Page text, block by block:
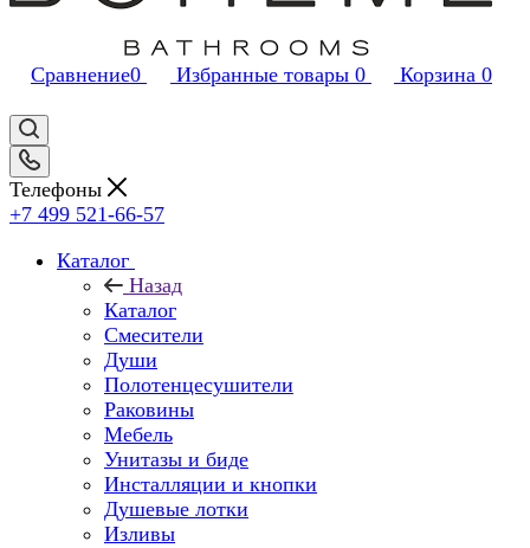
Сравнение0 Избранные товары 0 Корзина 0
Телефоны
+7 499 521-66-57
Каталог
Назад
Каталог
Смесители
Души
Полотенцесушители
Раковины
Мебель
Унитазы и биде
Инсталляции и кнопки
Душевые лотки
Изливы